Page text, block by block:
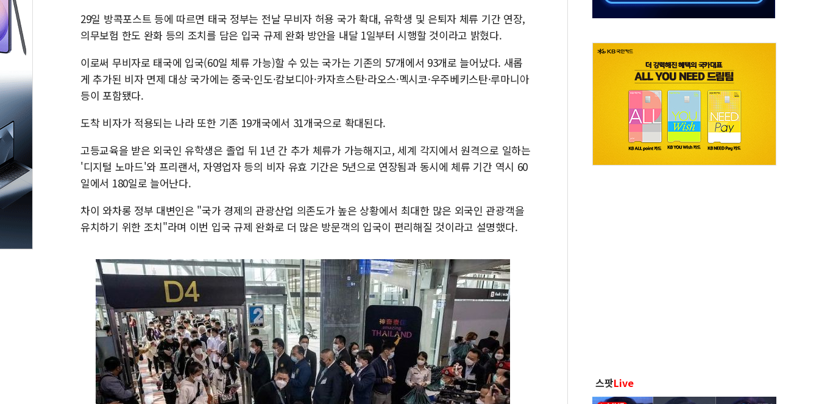
29일 방콕포스트 등에 따르면 태국 정부는 전날 무비자 허용 국가 확대, 유학생 및 은퇴자 체류 기간 연장,
의무보험 한도 완화 등의 조치를 담은 입국 규제 완화 방안을 내달 1일부터 시행할 것이라고 밝혔다.
이로써 무비자로 태국에 입국(60일 체류 가능)할 수 있는 국가는 기존의 57개에서 93개로 늘어났다. 새롭
게 추가된 비자 면제 대상 국가에는 중국·인도·캄보디아·카자흐스탄·라오스·멕시코·우주베키스탄·루마니아
등이 포함됐다.
도착 비자가 적용되는 나라 또한 기존 19개국에서 31개국으로 확대된다.
고등교육을 받은 외국인 유학생은 졸업 뒤 1년 간 추가 체류가 가능해지고, 세계 각지에서 원격으로 일하는
'디지털 노마드'와 프리랜서, 자영업자 등의 비자 유효 기간은 5년으로 연장됨과 동시에 체류 기간 역시 60
일에서 180일로 늘어난다.
차이 와차롱 정부 대변인은 "국가 경제의 관광산업 의존도가 높은 상황에서 최대한 많은 외국인 관광객을
유치하기 위한 조치"라며 이번 입국 규제 완화로 더 많은 방문객의 입국이 편리해질 것이라고 설명했다.
스팟Live